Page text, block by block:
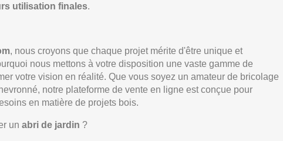
utilisation finales.
, nous croyons que chaque projet mérite d'être unique et
nous mettons à votre disposition une vaste gamme de
votre vision en réalité. Que vous soyez un amateur de bricolage
notre plateforme de vente en ligne est conçue pour
en matière de projets bois.
unabri de jardin ?